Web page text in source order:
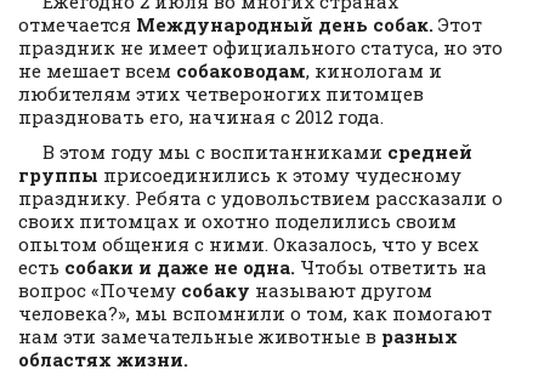
отмечается Международный день собак. Этот
праздник не имеет официального статуса, но это
не мешает всем собаководам, кинологам и
любителям этих четвероногих питомцев
праздновать его, начиная с 2012 года.
В этом году мы с воспитанниками средней
группы присоединились к этому чудесному
празднику. Ребята с удовольствием рассказали о
своих питомцах и охотно поделились своим
опытом общения с ними. Оказалось, что у всех
есть собаки и даже не одна. Чтобы ответить на
вопрос «Почему собаку называют другом
человека?», мы вспомнили о том, как помогают
нам эти замечательные животные в разных
областях жизни.